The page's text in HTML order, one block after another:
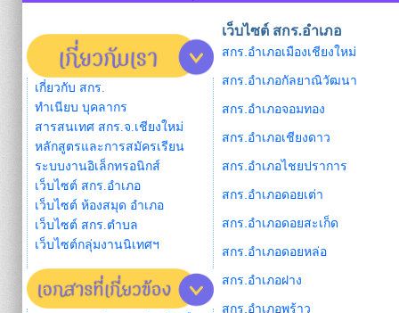
เกี่ยวกับ สกร.
ทำเนียบ บุคลากร
สารสนเทศ สกร.จ.เชียงใหม่
หลักสูตรและการสมัครเรียน
ระบบงานอิเล็กทรอนิกส์
เว็บไซต์ สกร.อำเภอ
เว็บไซต์ ห้องสมุด อำเภอ
เว็บไซต์ สกร.ตำบล
เว็บไซต์กลุ่มงานนิเทศฯ
เว็บไซต์ สกร.อำเภอ
สกร.อำเภอเมืองเชียงใหม่
สกร.อำเภอกัลยาณิวัฒนา
สกร.อำเภอจอมทอง
สกร.อำเภอเชียงดาว
สกร.อำเภอไชยปราการ
สกร.อำเภอดอยเต่า
สกร.อำเภอดอยสะเก็ด
สกร.อำเภอดอยหล่อ
สกร.อำเภอฝาง
สกร.อำเภอพร้าว